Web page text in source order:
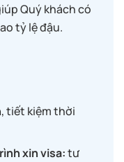
Quý khách có
tỷ lệ đậu.
, tiết kiệm thời
xin visa:tư